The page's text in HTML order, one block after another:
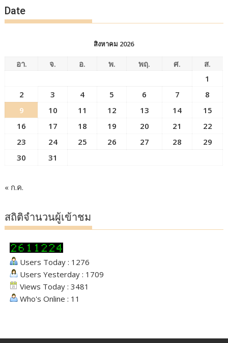
Date
สิงหาคม 2026
อา. จ. อ. พ. พฤ. ศ.
ส.
1
2
3 4 5 6 7
8
9
10 11 12 13 14
15
16
17 18 19 20 21
22
23
24 25 26 27 28
29
30
31
« ก.ค.
สถิติจำนวนผู้เข้าชม
Users Today : 1276
Users Yesterday : 1709
Views Today : 3481
Who's Online : 11